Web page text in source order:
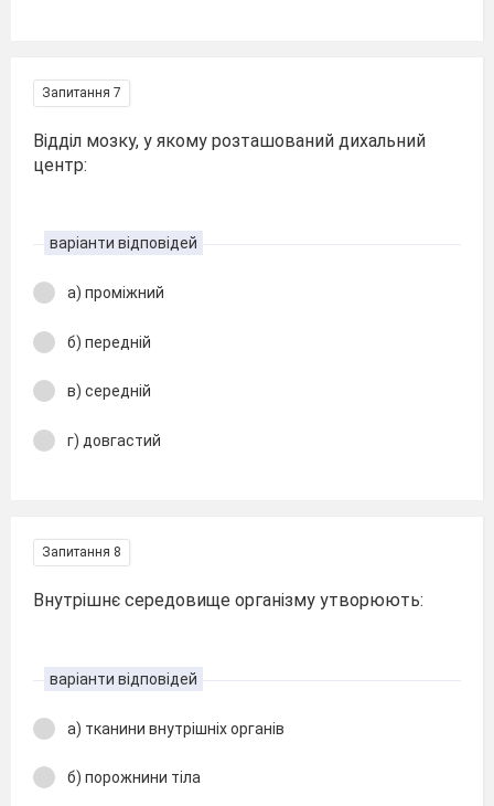
Запитання 7
Відділ мозку, у якому розташований дихальний
центр:
варіанти відповідей
а) проміжний
б) передній
в) середній
г) довгастий
Запитання 8
Внутрішнє середовище організму утворюють:
варіанти відповідей
а) тканини внутрішніх органів
б) порожнини тіла